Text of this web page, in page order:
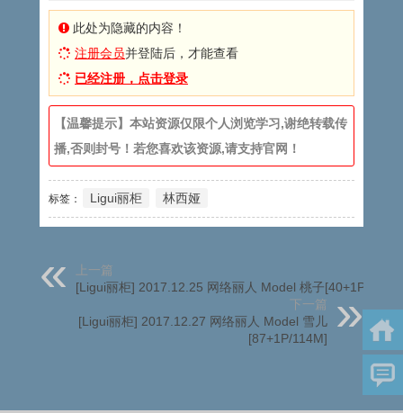
此处为隐藏的内容！
注册会员并登陆后，才能查看
已经注册，点击登录
【温馨提示】本站资源仅限个人浏览学习,谢绝转载传
播,否则封号！若您喜欢该资源,请支持官网！
标签： Ligui丽柜 林西娅
上一篇
[Ligui丽柜] 2017.12.25 网络丽人 Model 桃子[40+1P/45M]
下一篇
[Ligui丽柜] 2017.12.27 网络丽人 Model 雪儿
[87+1P/114M]